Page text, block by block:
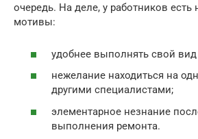
очередь. На деле, у работников есть
мотивы:
удобнее выполнять свой
нежелание находиться на
другими специалистами;
элементарное незнание
выполнения ремонта.